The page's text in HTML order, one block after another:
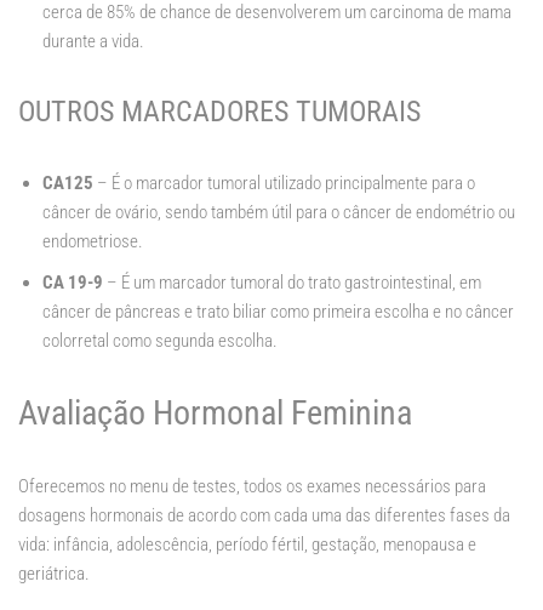
cerca de 85% de chance de desenvolverem um carcinoma de mama
durante a vida.
OUTROS MARCADORES TUMORAIS
CA125 – É o marcador tumoral utilizado principalmente para o
câncer de ovário, sendo também útil para o câncer de endométrio ou
endometriose.
CA 19-9 – É um marcador tumoral do trato gastrointestinal, em
câncer de pâncreas e trato biliar como primeira escolha e no câncer
colorretal como segunda escolha.
Avaliação Hormonal Feminina
Oferecemos no menu de testes, todos os exames necessários para
dosagens hormonais de acordo com cada uma das diferentes fases da
vida: infância, adolescência, período fértil, gestação, menopausa e
geriátrica.